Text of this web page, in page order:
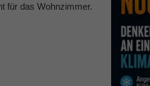
für das Wohnzimmer.